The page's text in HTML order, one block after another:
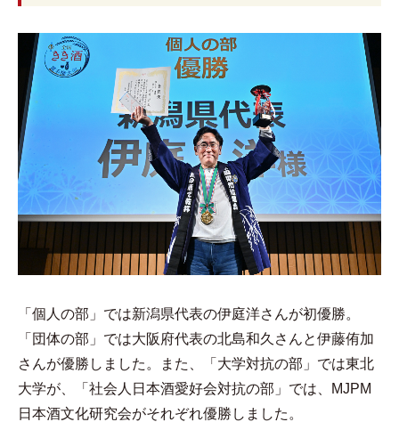
「個人の部」では新潟県代表の伊庭洋さんが初優勝。
「団体の部」では大阪府代表の北島和久さんと伊藤侑加
さんが優勝しました。また、「大学対抗の部」では東北
大学が、「社会人日本酒愛好会対抗の部」では、MJPM
日本酒文化研究会がそれぞれ優勝しました。